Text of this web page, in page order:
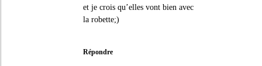
et je crois qu’elles vont bien avec
la robette;)
Répondre